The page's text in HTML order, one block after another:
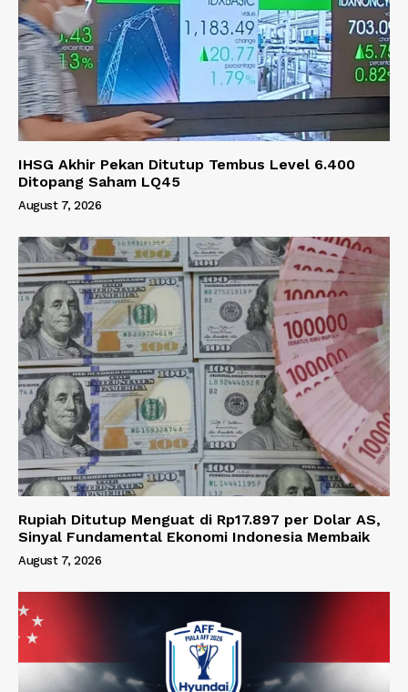
IHSG Akhir Pekan Ditutup Tembus Level 6.400
Ditopang Saham LQ45
August 7, 2026
Rupiah Ditutup Menguat di Rp17.897 per Dolar AS,
Sinyal Fundamental Ekonomi Indonesia Membaik
August 7, 2026